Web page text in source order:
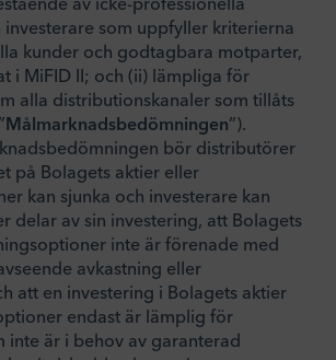
investerare som uppfyller kriterierna
kunder och godtagbara motparter,
i MiFID II; och (ii) lämpliga för
alla distributionskanaler som tillåts
Målmarknadsbedömningen”).
bör distributörer
på Bolagets aktier eller
kan sjunka och investerare kan
delar av sin investering, att Bolagets
inte är förenade med
avkastning eller
att en investering i Bolagets aktier
endast är lämplig för
inte är i behov av garanterad